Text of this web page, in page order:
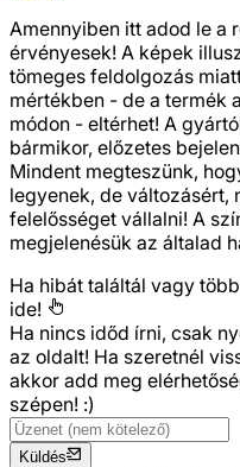
Amennyiben itt adod le a
érvényesek! A képek
tömeges feldolgozás
mértékben - de a termék
módon - eltérhet! A
bármikor, előzetes
Mindent megteszünk,
legyenek, de változásért,
felelősséget vállalni! A
megjelenésük az általad
Ha hibát találtál vagy
ide!
Ha nincs időd írni, csak
az oldalt! Ha szeretnél
akkor add meg
szépen! :)
Küldés